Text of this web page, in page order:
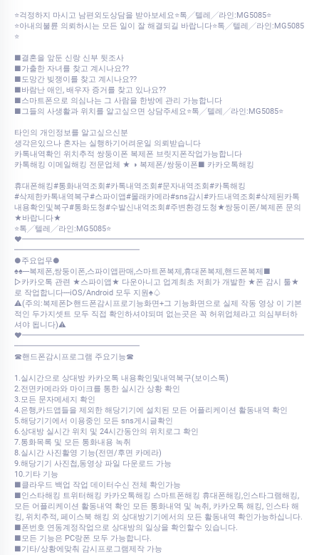
⭐걱정하지 마시고 남편외도상담을 받아보세요⭐톡╱텔레╱라인:MG5085⭐
⭐아내의불륜 의뢰하시는 모든 일이 잘 해결되길 바랍니다⭐톡╱텔레╱라인:MG5085
⭐
■결혼을 앞둔 신랑 신부 뒷조사
■가출한 자녀를 찾고 계시나요??
■도망간 빚쟁이를 찾고 계시나요??
■바람난 애인, 배우자 증거를 찾고 있나요??
■스마트폰으로 의심나는 그 사람을 한방에 관리 가능합니다
■그들의 사생활과 위치를 알고싶으면 상담주세요⭐톡╱텔레╱라인:MG5085⭐
타인의 개인정보를 알고싶으신분
생각은있으나 혼자는 실행하기어려운일 의뢰받습니다
카톡내역확인 위치추적 쌍둥이폰 복제폰 브릿지폰작업가능합니다
카톡해킹 이메일해킹 전문업체 ★ ◑ 복제폰/쌍둥이폰■ 카카오톡해킹
휴대폰해킹#통화내역조회#카톡내역조회#문자내역조회#카톡해킹
#삭제한카톡내역복구#스파이앱#몰래카메라#sns감시#카드내역조회#삭제된카톡
내용확인및복구#통화도청#수발신내역조회#주변환경도청★쌍둥이폰/복제폰 문의
★바랍니다★
⭐톡╱텔레╱라인:MG5085⭐
♥━━━━━━━━━━━━━━━━━━━━━━━━━━━━━━━━━━━━
━━━━━━━━━━━━━━━━
●주요업무●
♠♠---복제폰,쌍둥이폰,스파이앱판매,스마트폰복제,휴대폰복제,핸드폰복제■
▷카카오톡 관련 ★스파이앱★ 다운아니고 업계최초 저희가 개발한 ★폰 감시 툴★
로 작업합니다---iOS/Android 모두 지원♠♤
⚠️(주의:복제폰▷핸드폰감시프로기능화면+그 기능화면으로 실제 작동 영상 이 기본
적인 두가지셋트 모두 직접 확인하셔야되며 없는곳은 꼭 허위업체라고 의심부터하
셔야 됩니다)⚠️
♥━━━━━━━━━━━━━━━━━━━━━━━━━━━━━━━━━━━━
━━━━━━━━━━━━━━━━
☎핸드폰감시프로그램 주요기능☎
1.실시간으로 상대방 카카오톡 내용확인및내역복구(보이스톡)
2.전면카메라와 마이크를 통한 실시간 상황 확인
3.모든 문자메세지 확인
4.은행,카드앱들을 제외한 해당기기에 설치된 모든 어플리케이션 활동내역 확인
5.해당기기에서 이용중인 모든 sns게시글확인
6.상대방 실시간 위치 및 24시간동안의 위치로그 확인
7.통화목록 및 모든 통화내용 녹취
8.실시간 사진활영 기능(전면/후면 카메라)
9.해당기기 사진첩,동영상 파일 다운로드 가능
10.기타 기능
■클라우드 백업 작업 데이터수신 전체 확인가능
■인스타해킹 트위터해킹 카카오톡해킹 스마트폰해킹 휴대폰해킹,인스타그램해킹,
모든 어플리케이션 활동내역 확인 모든 통화내역 및 녹취, 카카오톡 해킹, 인스타 해
킹, 위치추적, 페이스북 해킹 외 상대방기기에서의 모든 활동내역 확인가능하십니다.
■폰번호 연동계정작업으로 상대방의 일상을 확인할수 있습니다.
■모든 기능은 PC랑폰 모두 가능합니다.
■기타/상황에맞춰 감시프로그램제작 가능